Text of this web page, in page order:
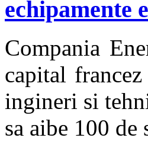
echipamente
Compania
capital
ingineri si
sa aibe 100 de